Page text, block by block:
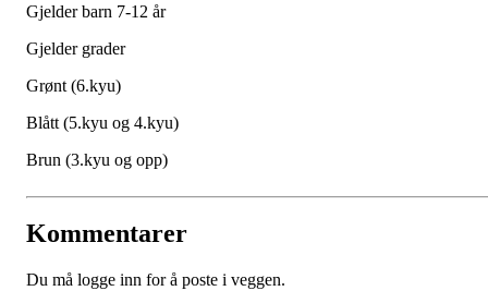
Gjelder barn 7-12 år
Gjelder grader
Grønt (6.kyu)
Blått (5.kyu og 4.kyu)
Brun (3.kyu og opp)
Kommentarer
Du må logge inn for å poste i veggen.